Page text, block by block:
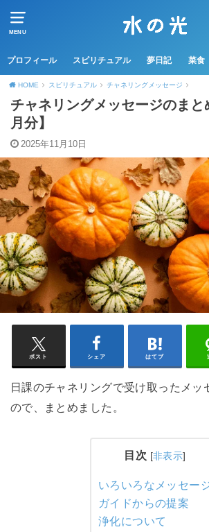
MENU
プロフィール スピリチュアル 夢日記 菜食
HOME スピリチュアル チャネリングメッセージ
チャネリングメッセージのまと
月分】
2025年11月10日
ポスト シェア はてブ
日課のチャネリングで受け取ったメッ
ので、まとめました。
目次 [非表示]
いろいろなメッセー
ガイドからの提案
浄化について